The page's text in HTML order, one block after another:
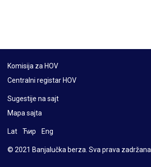
Komisija za HOV
Centralni registar HOV
Sugestije na sajt
Mapa sajta
Lat Ћир Eng
© 2021 Banjalučka berza. Sva prava zadržana.